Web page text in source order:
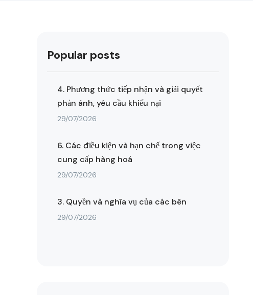
Popular posts
4. Phương thức tiếp nhận và giải quyết
phản ánh, yêu cầu khiếu nại
29/07/2026
6. Các điều kiện và hạn chế trong việc
cung cấp hàng hoá
29/07/2026
3. Quyền và nghĩa vụ của các bên
29/07/2026